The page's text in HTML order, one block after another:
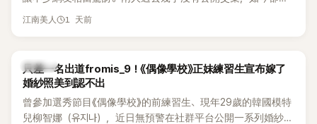
起踏上瑞士之旅，也讓粉絲紛紛好奇：「他們到底是怎麼認識
江南美人 1 天前
K-POP
只差一名出道fromis_9！《偶像學校》正妹練習生宣布嫁了
婚紗照美到認不出
曾參加選秀節目《偶像學校》的前練習生、現年29歲的韓國模特
兒柳智娜（유지나），近日無預警在社群平台公開一系列婚紗